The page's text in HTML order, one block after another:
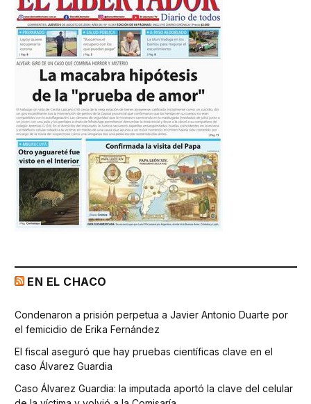
EN EL CHACO
Condenaron a prisión perpetua a Javier Antonio Duarte por
el femicidio de Erika Fernández
El fiscal aseguró que hay pruebas científicas clave en el
caso Álvarez Guardia
Caso Álvarez Guardia: la imputada aportó la clave del celular